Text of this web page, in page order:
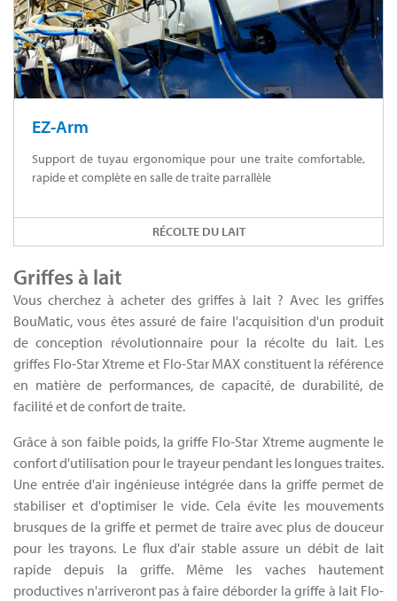
EZ-Arm
Support de tuyau ergonomique pour une traite comfortable,
rapide et complète en salle de traite parrallèle
RÉCOLTE DU LAIT
Griffes à lait
Vous cherchez à acheter des griffes à lait ? Avec les griffes
BouMatic, vous êtes assuré de faire l'acquisition d'un produit
de conception révolutionnaire pour la récolte du lait. Les
griffes Flo-Star Xtreme et Flo-Star MAX constituent la référence
en matière de performances, de capacité, de durabilité, de
facilité et de confort de traite.
Grâce à son faible poids, la griffe Flo-Star Xtreme augmente le
confort d'utilisation pour le trayeur pendant les longues traites.
Une entrée d'air ingénieuse intégrée dans la griffe permet de
stabiliser et d'optimiser le vide. Cela évite les mouvements
brusques de la griffe et permet de traire avec plus de douceur
pour les trayons. Le flux d'air stable assure un débit de lait
rapide depuis la griffe. Même les vaches hautement
productives n'arriveront pas à faire déborder la griffe à lait Flo-